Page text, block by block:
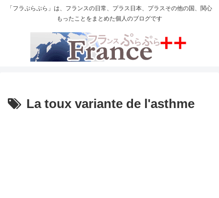
「フラぷらぷら」は、フランスの日常、プラス日本、プラスその他の国、関心
もったことをまとめた個人のブログです
La toux variante de l'asthme